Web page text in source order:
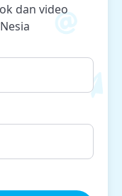
dan video